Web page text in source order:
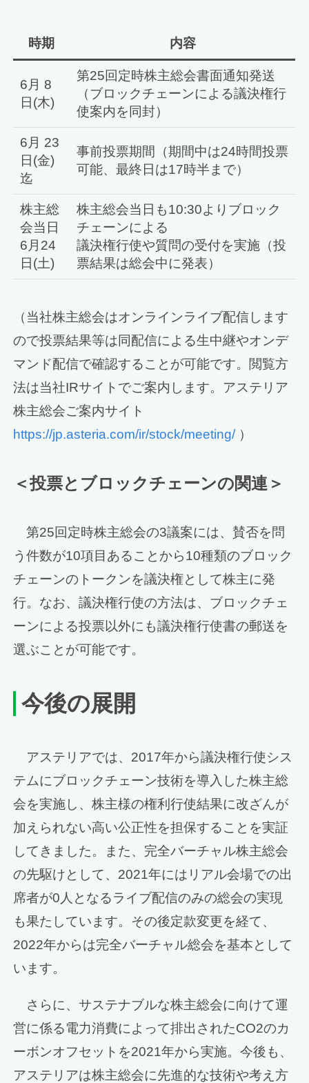
時期 内容
6月 8
日(木)
第25回定時株主総会書面通知発送
（ブロックチェーンによる議決権行
使案内を同封）
6月 23
日(金)
迄
事前投票期間（期間中は24時間投票
可能、最終日は17時半まで）
株主総
会当日
6月24
日(土)
株主総会当日も10:30よりブロック
チェーンによる
議決権行使や質問の受付を実施（投
票結果は総会中に発表）
（当社株主総会はオンラインライブ配信します
ので投票結果等は同配信による生中継やオンデ
マンド配信で確認することが可能です。閲覧方
法は当社IRサイトでご案内します。アステリア
株主総会ご案内サイト
https://jp.asteria.com/ir/stock/meeting/）
＜投票とブロックチェーンの関連＞
第25回定時株主総会の3議案には、賛否を問
う件数が10項目あることから10種類のブロック
チェーンのトークンを議決権として株主に発
行。なお、議決権行使の方法は、ブロックチェ
ーンによる投票以外にも議決権行使書の郵送を
選ぶことが可能です。
今後の展開
アステリアでは、2017年から議決権行使シス
テムにブロックチェーン技術を導入した株主総
会を実施し、株主様の権利行使結果に改ざんが
加えられない高い公正性を担保することを実証
してきました。また、完全バーチャル株主総会
の先駆けとして、2021年にはリアル会場での出
席者が0人となるライブ配信のみの総会の実現
も果たしています。その後定款変更を経て、
2022年からは完全バーチャル総会を基本として
います。
さらに、サステナブルな株主総会に向けて運
営に係る電力消費によって排出されたCO2のカ
ーボンオフセットを2021年から実施。今後も、
アステリアは株主総会に先進的な技術や考え方